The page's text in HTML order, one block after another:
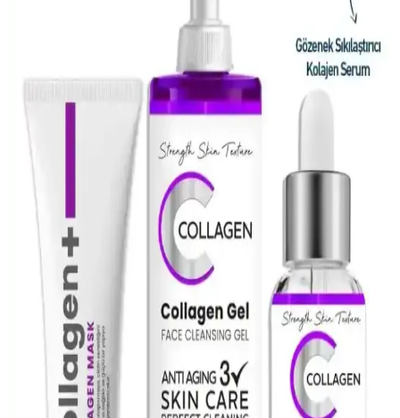
Yüzdeki Siyah Noktalar ve Sebum Filamentleri:
Tanı ve Etkili Tedavi Yöntemleri
Yüzdeki siyah noktalar ve sebum filamentleri arasındaki farklar, cilt
tipine uygun kimyasal eksfoliasyon, yağ bazlı temizleyiciler ve
profesyonel uygulamalarla etkili tedavi yöntemleri anlatılmaktadır.
CeraVe Retinol Serumu ile Yağlı ve Düzensiz
Ciltlerde Yenilikçi Bakım Çözümü
CeraVe’nin retinol serumu, yağlı ve düzensiz ciltler için cilt
yenileme ve ton eşitliği sağlar, pürüzleri azaltır, uzun vadede sağlıklı
ve parlak bir görünüm sunar.
NYX Pore Filler Targeted Stick: Gözenekleri
Gizleme ve Cildi Pürüzsüzleştirme Çözümü
NYX Pore Filler Targeted Stick, gözenekleri gizleyip cildi
pürüzsüzleştiren doğal ve vegan formülüyle günlük makyajda pratik
kullanım sağlar.
Doğal İçerikli Yüz Maskeleri ile Cilt Bakımında
Sağlıklı ve Parlak Sonuçlar